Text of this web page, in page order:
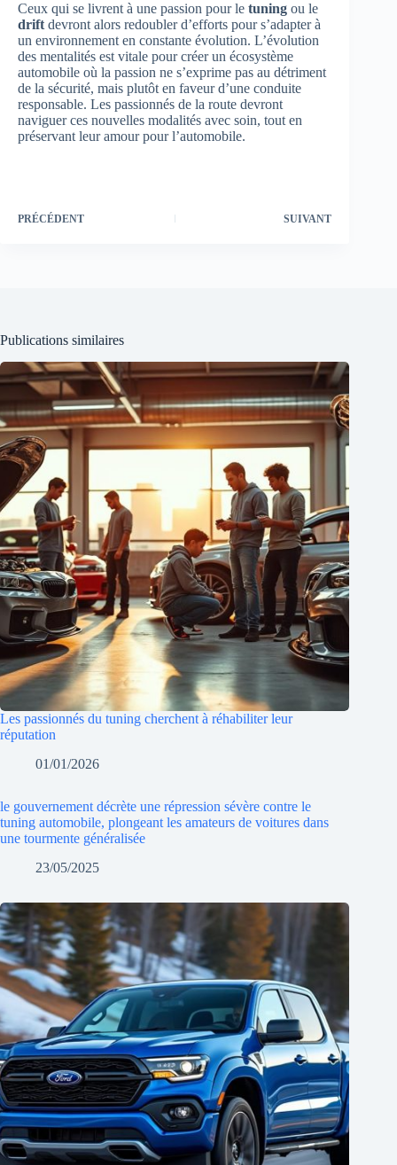
Ceux qui se livrent à une passion pour le tuning ou le
drift devront alors redoubler d’efforts pour s’adapter à
un environnement en constante évolution. L’évolution
des mentalités est vitale pour créer un écosystème
automobile où la passion ne s’exprime pas au détriment
de la sécurité, mais plutôt en faveur d’une conduite
responsable. Les passionnés de la route devront
naviguer ces nouvelles modalités avec soin, tout en
préservant leur amour pour l’automobile.
PRÉCÉDENT SUIVANT
Publications similaires
Les passionnés du tuning cherchent à réhabiliter leur
réputation
01/01/2026
le gouvernement décrète une répression sévère contre le
tuning automobile, plongeant les amateurs de voitures dans
une tourmente généralisée
23/05/2025